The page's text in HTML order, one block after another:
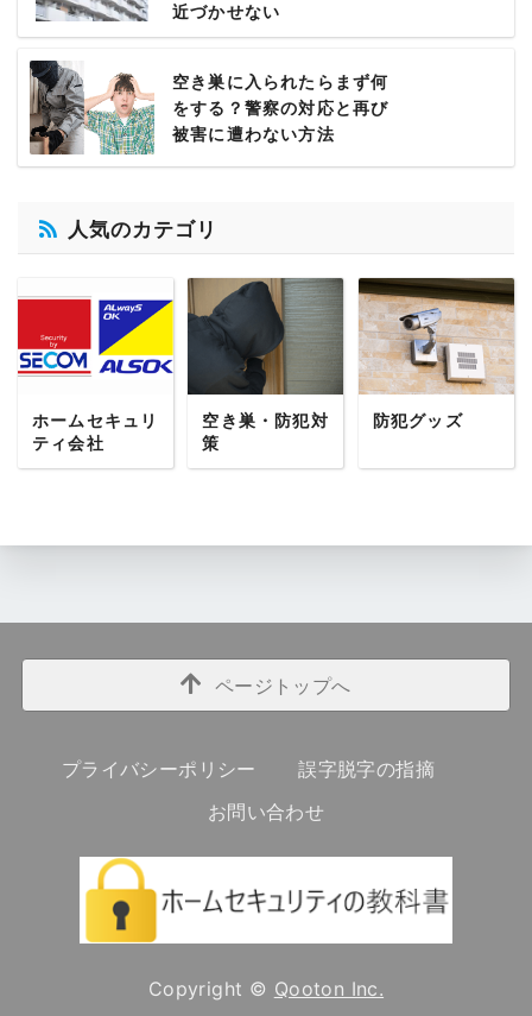
近づかせない
空き巣に入られたらまず何
をする？警察の対応と再び
被害に遭わない方法
人気のカテゴリ
ホームセキュリ
ティ会社
空き巣・防犯対
策
防犯グッズ
ページトップへ
プライバシーポリシー
誤字脱字の指摘
お問い合わせ
Copyright © Qooton Inc.